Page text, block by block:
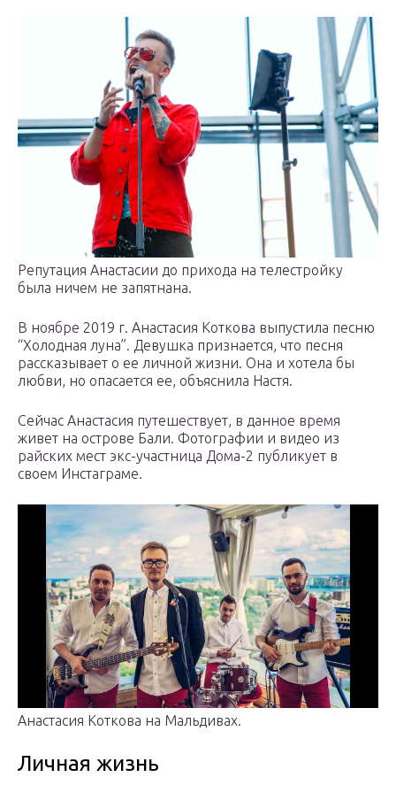
Репутация Анастасии до прихода на телестройку
была ничем не запятнана.
В ноябре 2019 г. Анастасия Коткова выпустила песню
“Холодная луна”. Девушка признается, что песня
рассказывает о ее личной жизни. Она и хотела бы
любви, но опасается ее, объяснила Настя.
Сейчас Анастасия путешествует, в данное время
живет на острове Бали. Фотографии и видео из
райских мест экс-участница Дома-2 публикует в
своем Инстаграме.
Анастасия Коткова на Мальдивах.
Личная жизнь